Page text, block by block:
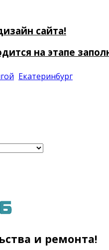
сайта!
на этапе
Екатеринбург
и ремонта!